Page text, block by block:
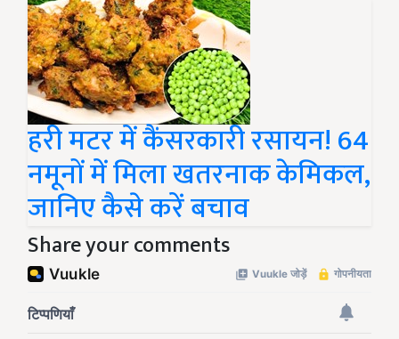
हरी मटर में कैंसरकारी रसायन! 64
नमूनों में मिला खतरनाक केमिकल,
जानिए कैसे करें बचाव
Share your comments